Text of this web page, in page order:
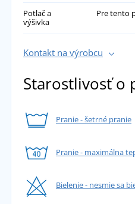
Potlač a
výšivka
Pre tento
Kontakt na výrobcu
Starostlivosť o
Pranie - šetrné pranie
Pranie - maximálna
Bielenie - nesmie sa